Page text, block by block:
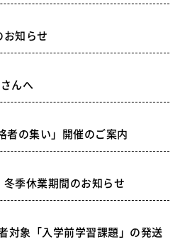
知らせ
んへ
者の集い」開催のご案内
冬季休業期間のお知らせ
対象「入学前学習課題」の発送